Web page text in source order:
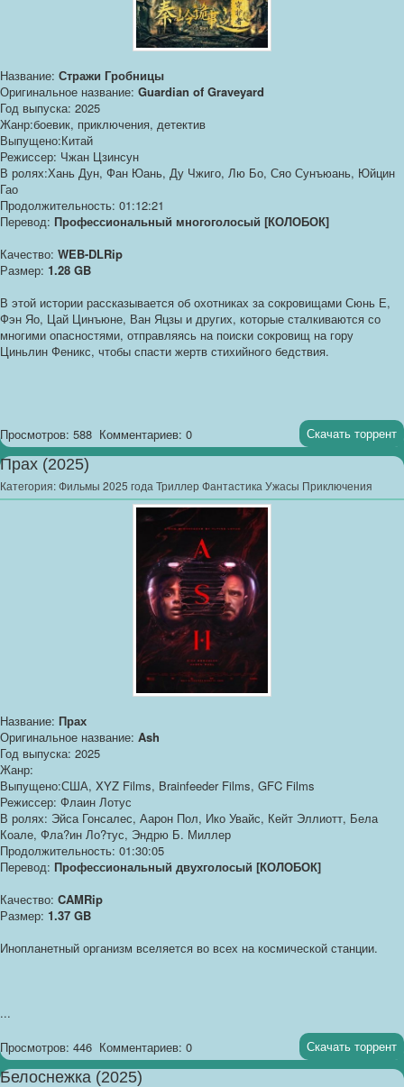
Название: Стражи Гробницы
Оригинальное название: Guardian of Graveyard
Год выпуска: 2025
Жанр:боевик, приключения, детектив
Выпущено:Китай
Режиссер: Чжан Цзинсун
В ролях:Хань Дун, Фан Юань, Ду Чжиго, Лю Бо, Сяо Сунъюань, Юйцин
Гао
Продолжительность: 01:12:21
Перевод: Профессиональный многоголосый [КОЛОБОК]
Качество: WEB-DLRip
Размер: 1.28 GB
В этой истории рассказывается об охотниках за сокровищами Сюнь Е,
Фэн Яо, Цай Цинъюне, Ван Яцзы и других, которые сталкиваются со
многими опасностями, отправляясь на поиски сокровищ на гору
Циньлин Феникс, чтобы спасти жертв стихийного бедствия.
Просмотров: 588 Комментариев: 0 Скачать торрент
Прах (2025)
Категория:Фильмы 2025 года Триллер Фантастика Ужасы Приключения
Название: Прах
Оригинальное название: Ash
Год выпуска: 2025
Жанр:
Выпущено:США, XYZ Films, Brainfeeder Films, GFC Films
Режиссер: Флаин Лотус
В ролях: Эйса Гонсалес, Аарон Пол, Ико Увайс, Кейт Эллиотт, Бела
Коале, Фла?ин Ло?тус, Эндрю Б. Миллер
Продолжительность: 01:30:05
Перевод: Профессиональный двухголосый [КОЛОБОК]
Качество: CAMRip
Размер: 1.37 GB
Инопланетный организм вселяется во всех на космической станции.
...
Просмотров: 446 Комментариев: 0 Скачать торрент
Белоснежка (2025)